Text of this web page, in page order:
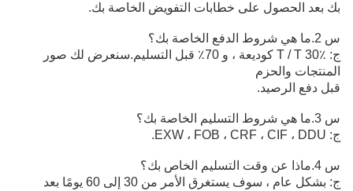
بك بعد الحصول على خطابات التفويض الخاصة بك.
س 2.ما هي شروط الدفع الخاصة بك؟
ج: T / T 30٪ كوديعة ، و 70٪ قبل التسليم.سنعرض لك صور
المنتجات والحزم
قبل دفع الرصيد.
س 3.ما هي شروط التسليم الخاصة بك؟
ج: EXW ، FOB ، CRF ، CIF ، DDU.
س 4.ماذا عن وقت التسليم الخاص بك؟
ج: بشكل عام ، سوف يستغرق الأمر من 30 إلى 60 يومًا بعد